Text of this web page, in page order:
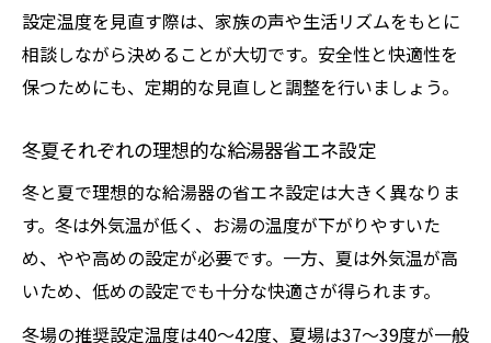
設定温度を見直す際は、家族の声や生活リズムをもとに
相談しながら決めることが大切です。安全性と快適性を
保つためにも、定期的な見直しと調整を行いましょう。
冬夏それぞれの理想的な給湯器省エネ設定
冬と夏で理想的な給湯器の省エネ設定は大きく異なりま
す。冬は外気温が低く、お湯の温度が下がりやすいた
め、やや高めの設定が必要です。一方、夏は外気温が高
いため、低めの設定でも十分な快適さが得られます。
冬場の推奨設定温度は40〜42度、夏場は37〜39度が一般